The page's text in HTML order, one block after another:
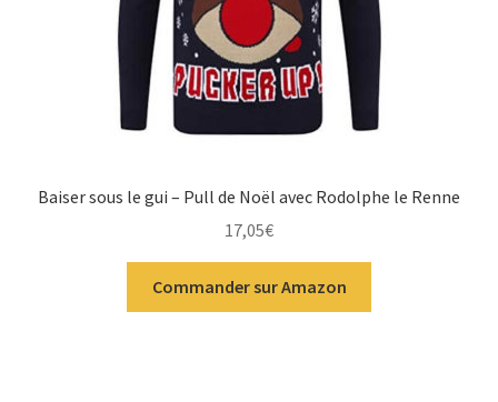
Baiser sous le gui – Pull de Noël avec Rodolphe le Renne
17,05€
Commander sur Amazon